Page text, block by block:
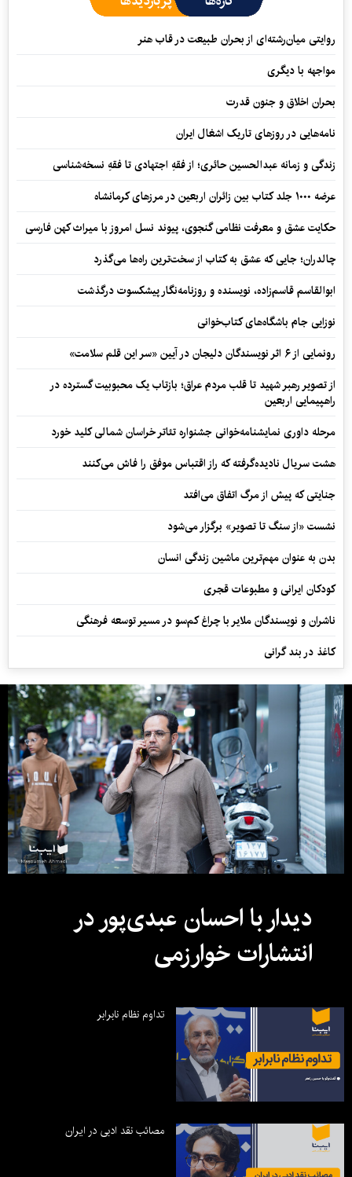
روایتی میان‌رشته‌ای از بحران طبیعت در قاب هنر
مواجهه با دیگری
بحران اخلاق و جنون قدرت
نامه‌هایی در روزهای تاریک اشغال ایران
زندگی و زمانه عبدالحسین حائری؛ از فقهِ اجتهادی تا فقهِ نسخه‌شناسی
عرضه ۱۰۰۰ جلد کتاب بین زائران اربعین در مرزهای کرمانشاه
حکایت عشق و معرفت نظامی گنجوی، پیوند نسل امروز با میراث کهن فارسی
چالدران؛ جایی که عشق به کتاب از سخت‌ترین راه‌ها می‌گذرد
ابوالقاسم قاسم‌زاده، نویسنده و روزنامه‌نگار پیشکسوت درگذشت
نوزایی جام باشگاه‌های کتاب‌خوانی
رونمایی از ۶ اثر نویسندگان دلیجان در آیین «سر این قلم سلامت»
از تصویر رهبر شهید تا قلب مردم عراق؛ بازتاب یک محبوبیت گسترده در
راهپیمایی اربعین
مرحله داوری نمایشنامه‌خوانی جشنواره تئاتر خراسان شمالی کلید خورد
هشت سریال نادیده‌گرفته که راز اقتباس موفق را فاش می‌کنند
جنایتی که پیش از مرگ اتفاق می‌افتد
نشست «از سنگ تا تصویر» برگزار می‌شود
بدن به عنوان مهم‌ترین ماشین زندگی انسان
کودکان ایرانی و مطبوعات قجری
ناشران و نویسندگان ملایر با چراغ کم‌سو در مسیر توسعه فرهنگی
کاغذ در بند گرانی
دیدار با احسان عبدی‌پور در
انتشارات خوارزمی
تداوم نظام نابرابر
مصائب نقد ادبی در ایران